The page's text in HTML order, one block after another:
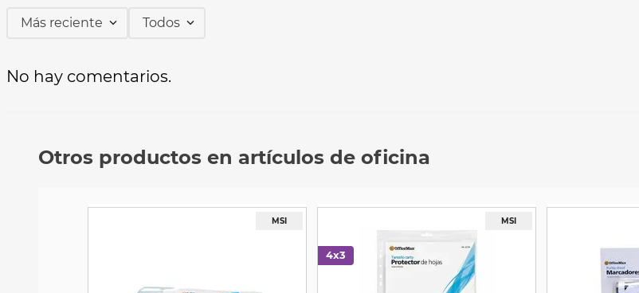
Más reciente Todos
No hay comentarios.
Otros productos en artículos de oficina